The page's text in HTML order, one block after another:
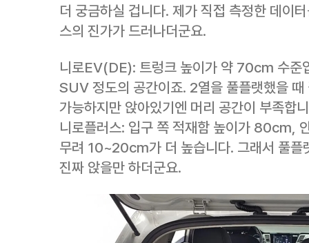
더 궁금하실 겁니다. 제가 직접 측정한 데이
스의 진가가 드러나더군요.
니로EV(DE): 트렁크 높이가 약 70cm 수준
SUV 정도의 공간이죠. 2열을 풀플랫했을
가능하지만 앉아있기엔 머리 공간이 부족합
니로플러스: 입구 쪽 적재함 높이가 80cm,
무려 10~20cm가 더 높습니다. 그래서 풀플
진짜 앉을만 하더군요.